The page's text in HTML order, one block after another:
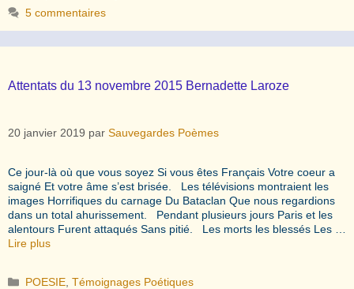
5 commentaires
Attentats du 13 novembre 2015 Bernadette Laroze
20 janvier 2019 par Sauvegardes Poèmes
Ce jour-là où que vous soyez Si vous êtes Français Votre coeur a
saigné Et votre âme s’est brisée. Les télévisions montraient les
images Horrifiques du carnage Du Bataclan Que nous regardions
dans un total ahurissement. Pendant plusieurs jours Paris et les
alentours Furent attaqués Sans pitié. Les morts les blessés Les …
Lire plus
Catégories
POESIE ,Témoignages Poétiques